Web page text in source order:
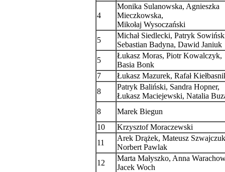
4
Monika Sulanowska, Agnieszka
Mieczkowska,
Mikołaj Wysoczański
5
Michał Siedlecki, Patryk
Sebastian Badyna, Dawid Janiuk
5
Łukasz Moras, Piotr Kowalczyk,
Basia Bonk
7
Łukasz Mazurek, Rafał
8
Patryk Baliński, Sandra Hopner,
Łukasz Maciejewski, Natalia
8
Marek Biegun
10
Krzysztof Moraczewski
11
Arek Drążek, Mateusz
Norbert Pawlak
12
Marta Małyszko, Anna
Jacek Woch